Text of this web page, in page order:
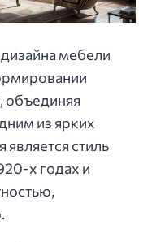
мебели
объединяя
из ярких
стиль
х годах и